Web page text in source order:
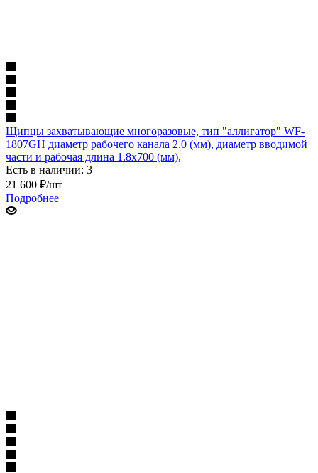
Щипцы захватывающие многоразовые, тип "аллигатор" WF-
1807GH диаметр рабочего канала 2.0 (мм), диаметр вводимой
части и рабочая длина 1.8х700 (мм),
Есть в наличии: 3
21 600 ₽/шт
Подробнее